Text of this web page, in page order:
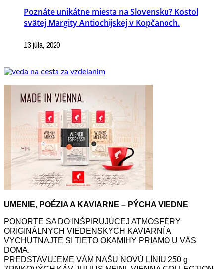
Poznáte unikátne miesta na Slovensku? Kostol
svätej Margity Antiochijskej v Kopčanoch.
13 júla, 2020
UMENIE, POÉZIA A KAVIARNE – PÝCHA VIEDNE
PONORTE SA DO INŠPIRUJÚCEJ ATMOSFÉRY
ORIGINÁLNYCH VIEDENSKÝCH KAVIARNÍ A
VYCHUTNAJTE SI TIETO OKAMIHY PRIAMO U VÁS
DOMA.
PREDSTAVUJEME VÁM NAŠU NOVÚ LÍNIU 250 g